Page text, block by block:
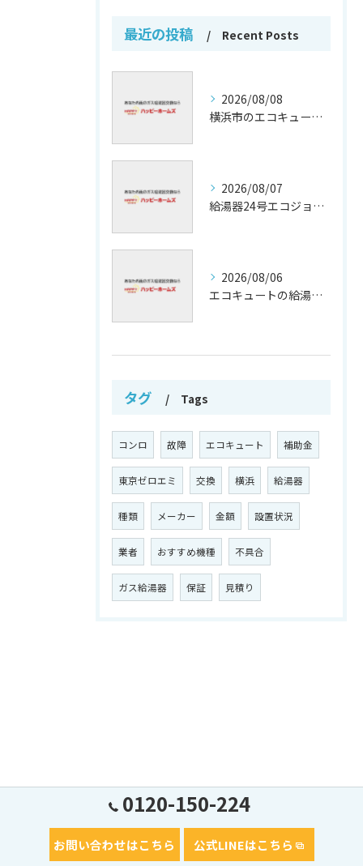
最近の投稿 Recent Posts
2026/08/08
横浜市のエコキュート補助金活用法
2026/08/07
給湯器24号エコジョーズの省エネ技術解説
2026/08/06
エコキュートの給湯効率と省エネ効果
タグ Tags
コンロ 故障 エコキュート 補助金
東京ゼロエミ 交換 横浜 給湯器
種類 メーカー 金額 設置状況
業者 おすすめ機種 不具合
ガス給湯器 保証 見積り
0120-150-224
お問い合わせはこちら 公式LINEはこちら